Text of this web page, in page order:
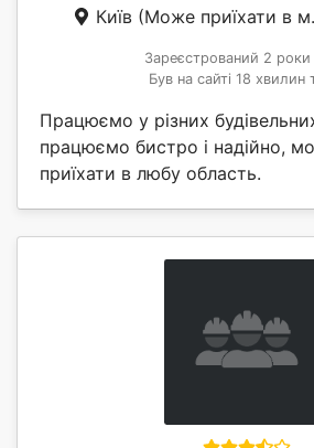
Київ (Може приїхати в м.
Зареєстрований 2
Був на сайті 18 хвилин
Працюємо у різних
працюємо бистро і надійно,
приїхати в любу область.